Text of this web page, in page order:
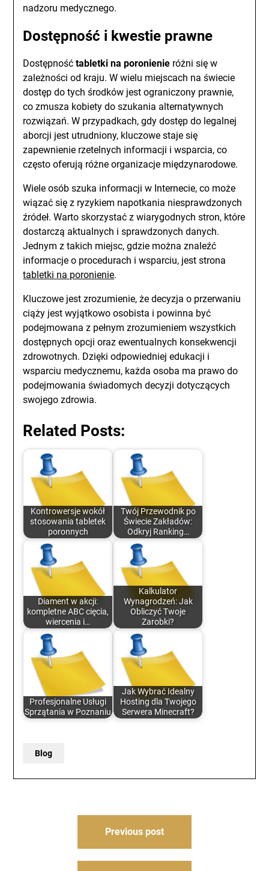
nadzoru medycznego.
Dostępność i kwestie prawne
Dostępnośćtabletki na poronienie różni się w
zależności od kraju. W wielu miejscach na świecie
dostęp do tych środków jest ograniczony prawnie,
co zmusza kobiety do szukania alternatywnych
rozwiązań. W przypadkach, gdy dostęp do legalnej
aborcji jest utrudniony, kluczowe staje się
zapewnienie rzetelnych informacji i wsparcia, co
często oferują różne organizacje międzynarodowe.
Wiele osób szuka informacji w Internecie, co może
wiązać się z ryzykiem napotkania niesprawdzonych
źródeł. Warto skorzystać z wiarygodnych stron, które
dostarczą aktualnych i sprawdzonych danych.
Jednym z takich miejsc, gdzie można znaleźć
informacje o procedurach i wsparciu, jest strona
tabletki na poronienie.
Kluczowe jest zrozumienie, że decyzja o przerwaniu
ciąży jest wyjątkowo osobista i powinna być
podejmowana z pełnym zrozumieniem wszystkich
dostępnych opcji oraz ewentualnych konsekwencji
zdrowotnych. Dzięki odpowiedniej edukacji i
wsparciu medycznemu, każda osoba ma prawo do
podejmowania świadomych decyzji dotyczących
swojego zdrowia.
Related Posts:
Kontrowersje wokół
stosowania tabletek
poronnych
Twój Przewodnik po
Świecie Zakładów:
Odkryj Ranking…
Diament w akcji:
kompletne ABC cięcia,
wiercenia i…
Kalkulator
Wynagrodzeń: Jak
Obliczyć Twoje
Zarobki?
Profesjonalne Usługi
Sprzątania w Poznaniu
Jak Wybrać Idealny
Hosting dla Twojego
Serwera Minecraft?
Blog
Previous post